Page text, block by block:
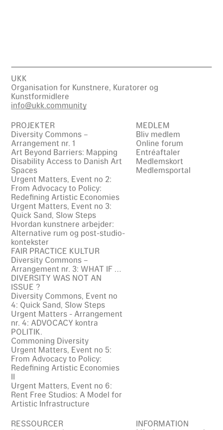
UKK
Organisation for Kunstnere, Kuratorer og
Kunstformidlere
info@ukk.community
PROJEKTER
Diversity Commons –
Arrangement nr. 1
Art Beyond Barriers: Mapping
Disability Access to Danish Art
Spaces
Urgent Matters, Event no 2:
From Advocacy to Policy:
Redefining Artistic Economies
Urgent Matters, Event no 3:
Quick Sand, Slow Steps
Hvordan kunstnere arbejder:
Alternative rum og post-studio-
kontekster
FAIR PRACTICE KULTUR
Diversity Commons –
Arrangement nr. 3: WHAT IF …
DIVERSITY WAS NOT AN
ISSUE ?
Diversity Commons, Event no
4: Quick Sand, Slow Steps
Urgent Matters - Arrangement
nr. 4: ADVOCACY kontra
POLITIK.
Commoning Diversity
Urgent Matters, Event no 5:
From Advocacy to Policy:
Redefining Artistic Economies
II
Urgent Matters, Event no 6:
Rent Free Studios: A Model for
Artistic Infrastructure
MEDLEM
Bliv medlem
Online forum
Entréaftaler
Medlemskort
Medlemsportal
RESSOURCER
INFORMATION